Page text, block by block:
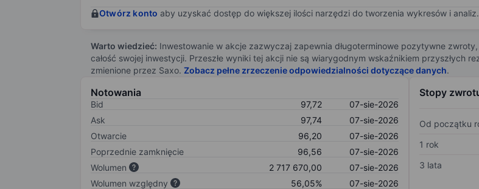
Otwórz konto aby uzyskać dostęp do większej ilości narzędzi do tworzenia wykresów i analiz.
Warto wiedzieć: Inwestowanie w akcje zazwyczaj zapewnia długoterminowe pozytywne
całość swojej inwestycji. Przeszłe wyniki tej akcji nie są wiarygodnym wskaźnikiem przyszłych
zmienione przez Saxo. Zobacz pełne zrzeczenie odpowiedzialności dotyczące danych.
Notowania
Bid 97,72
07-sie-2026
Ask
97,74
07-sie-2026
Otwarcie
96,20
07-sie-2026
Poprzednie zamknięcie
96,56
07-sie-2026
Wolumen
2 717 670,00
07-sie-2026
Wolumen względny
56,05%
07-sie-2026
Stopy
Od początku
1 rok
3 lata